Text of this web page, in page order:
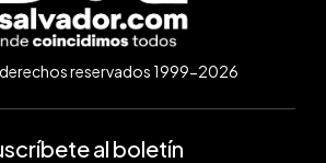
reservados 1999-2026
al boletín